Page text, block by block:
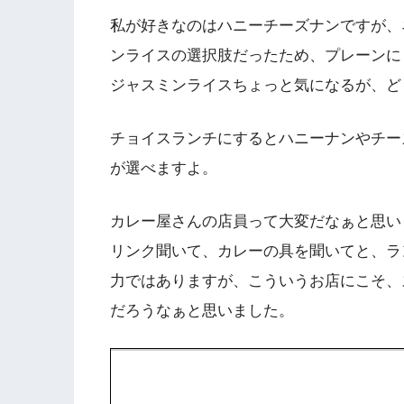
私が好きなのはハニーチーズナンですが
ンライスの選択肢だったため、プレーン
ジャスミンライスちょっと気になるが、
チョイスランチにするとハニーナンやチ
が選べますよ。
カレー屋さんの店員って大変だなぁと思
リンク聞いて、カレーの具を聞いてと、
力ではありますが、こういうお店にこそ
だろうなぁと思いました。